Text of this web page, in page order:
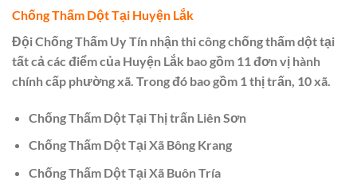
Chống Thấm Dột Tại Huyện Lắk
Đội Chống Thấm Uy Tín nhận thi công chống thấm dột tại
tất cả các điểm của Huyện Lắk bao gồm 11 đơn vị hành
chính cấp phường xã. Trong đó bao gồm 1 thị trấn, 10 xã.
Chống Thấm Dột Tại Thị trấn Liên Sơn
Chống Thấm Dột Tại Xã Bông Krang
Chống Thấm Dột Tại Xã Buôn Tría